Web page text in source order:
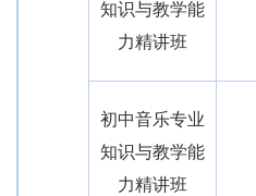
知识与教学能
力精讲班
初中音乐专业
知识与教学能
力精讲班